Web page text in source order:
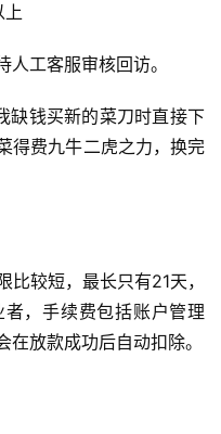
上
工客服审核回访。
钱买新的菜刀时直接下
得费九牛二虎之力，换完
较短，最长只有21天，
，手续费包括账户管理
放款成功后自动扣除。